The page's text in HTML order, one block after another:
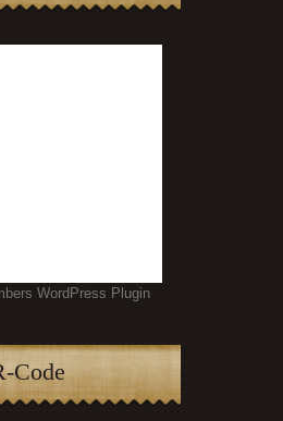
WordPress Plugin
Code